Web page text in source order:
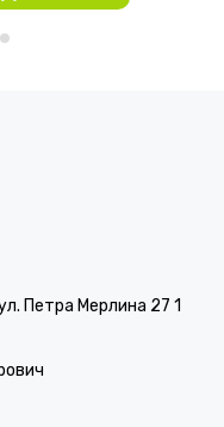
Петра Мерлина 27 1